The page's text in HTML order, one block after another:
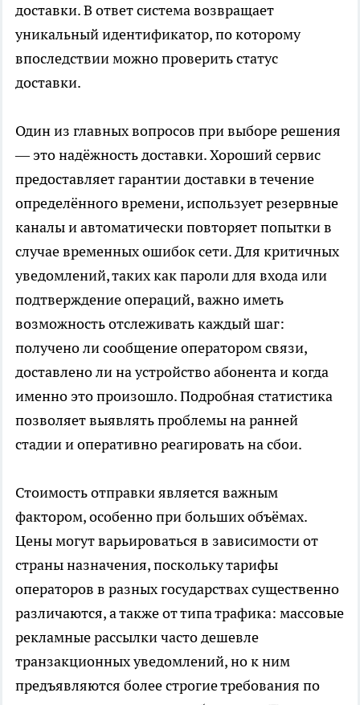
доставки. В ответ система возвращает
уникальный идентификатор, по которому
впоследствии можно проверить статус
доставки.
Один из главных вопросов при выборе решения
— это надёжность доставки. Хороший сервис
предоставляет гарантии доставки в течение
определённого времени, использует резервные
каналы и автоматически повторяет попытки в
случае временных ошибок сети. Для критичных
уведомлений, таких как пароли для входа или
подтверждение операций, важно иметь
возможность отслеживать каждый шаг:
получено ли сообщение оператором связи,
доставлено ли на устройство абонента и когда
именно это произошло. Подробная статистика
позволяет выявлять проблемы на ранней
стадии и оперативно реагировать на сбои.
Стоимость отправки является важным
фактором, особенно при больших объёмах.
Цены могут варьироваться в зависимости от
страны назначения, поскольку тарифы
операторов в разных государствах существенно
различаются, а также от типа трафика: массовые
рекламные рассылки часто дешевле
транзакционных уведомлений, но к ним
предъявляются более строгие требования по